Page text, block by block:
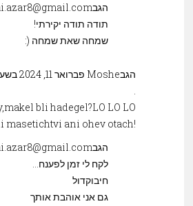
הגב
תודה תודה יקירתי!
שמחה שאת שמחה (:
Mosheהגב
פברואר 11, 2024 בשעה 10:28 pm
bli hadegel?LO LO LO!!!
!yemani smoli masetichtvi ani ohev otach
הגב
לקח לי זמן לפענח…
חיבוקדול
גם אני אוהבת אותך